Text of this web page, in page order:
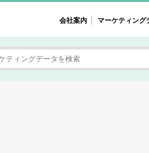
会社案内 マーケティング
女性の気持ちと消費
自主調査レポート